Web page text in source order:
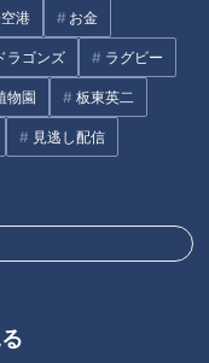
港 お金
ラゴンズ ラグビー
物園 板東英二
見逃し配信